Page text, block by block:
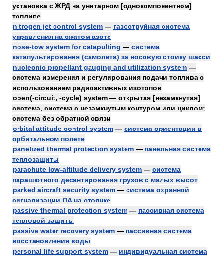
установка с ЖРД на унитарном [однокомпонентном]
топливе
nitrogen jet control system — газоструйная система
управления на сжатом азоте
nose-tow system for catapulting — система
катапультирования (самолёта) за носовую стойку шасси
nucleonic propellant gauging and utilization system —
система измерения и регулирования подачи топлива с
использованием радиоактивных изотопов
open(-circuit, -cycle) system — открытая [незамкнутая]
система, система с незамкнутым контуром или циклом;
система без обратной связи
orbital attitude control system — система ориентации в
орбитальном полете
panelized thermal protection system — панельная система
теплозащиты
parachute low-altitude delivery system — система
парашютного десантирования грузов с малых высот
parked aircraft security system — система охранной
сигнализации ЛА на стоянке
passive thermal protection system — пассивная система
тепловой защиты
passive water recovery system — пассивная система
восстановления воды
personal life support system — индивидуальная система